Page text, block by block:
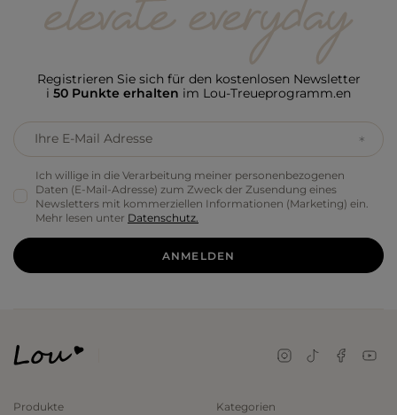
Registrieren Sie sich für den kostenlosen Newsletter
i 50 Punkte erhalten im Lou-Treueprogramm.en
Ihre E-Mail Adresse
Ich willige in die Verarbeitung meiner personenbezogenen
Daten (E-Mail-Adresse) zum Zweck der Zusendung eines
Newsletters mit kommerziellen Informationen (Marketing) ein.
Mehr lesen unter Datenschutz.
ANMELDEN
Produkte Kategorien